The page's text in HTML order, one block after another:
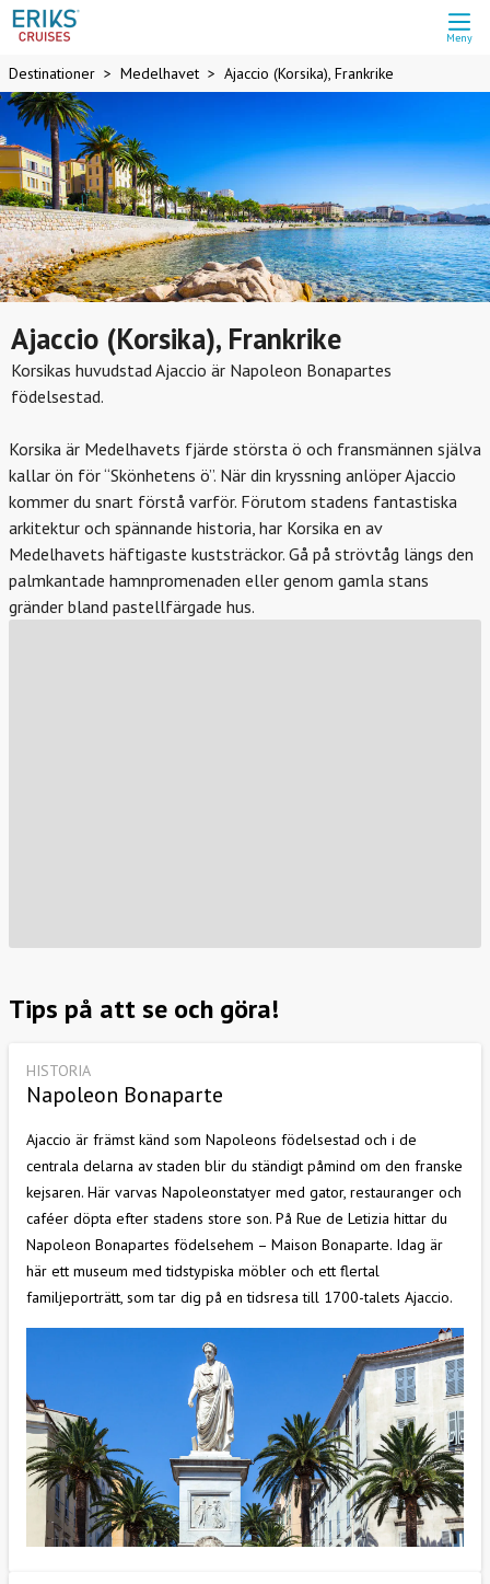
Meny
Destinationer Medelhavet Ajaccio (Korsika), Frankrike
Ajaccio (Korsika), Frankrike
Korsikas huvudstad Ajaccio är Napoleon Bonapartes
födelsestad.
Korsika är Medelhavets fjärde största ö och fransmännen själva
kallar ön för “Skönhetens ö”. När din kryssning anlöper Ajaccio
kommer du snart förstå varför. Förutom stadens fantastiska
arkitektur och spännande historia, har Korsika en av
Medelhavets häftigaste kuststräckor. Gå på strövtåg längs den
palmkantade hamnpromenaden eller genom gamla stans
gränder bland pastellfärgade hus.
Tips på att se och göra!
HISTORIA
Napoleon Bonaparte
Ajaccio är främst känd som Napoleons födelsestad och i de
centrala delarna av staden blir du ständigt påmind om den franske
kejsaren. Här varvas Napoleonstatyer med gator, restauranger och
caféer döpta efter stadens store son. På Rue de Letizia hittar du
Napoleon Bonapartes födelsehem – Maison Bonaparte. Idag är
här ett museum med tidstypiska möbler och ett flertal
familjeporträtt, som tar dig på en tidsresa till 1700-talets Ajaccio.